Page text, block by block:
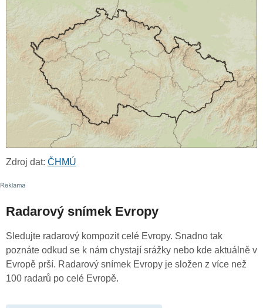
Zdroj dat: ČHMÚ
Radarový snímek Evropy
Sledujte radarový kompozit celé Evropy. Snadno tak
poznáte odkud se k nám chystají srážky nebo kde aktuálně v
Evropě prší. Radarový snímek Evropy je složen z více než
100 radarů po celé Evropě.